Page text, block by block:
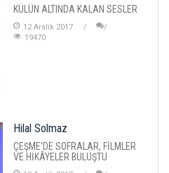
KÜLÜN ALTINDA KALAN SESLER
12 Aralik 2017
19470
Hilal Solmaz
ÇEŞME'DE SOFRALAR, FİLMLER
VE HİKÂYELER BULUŞTU